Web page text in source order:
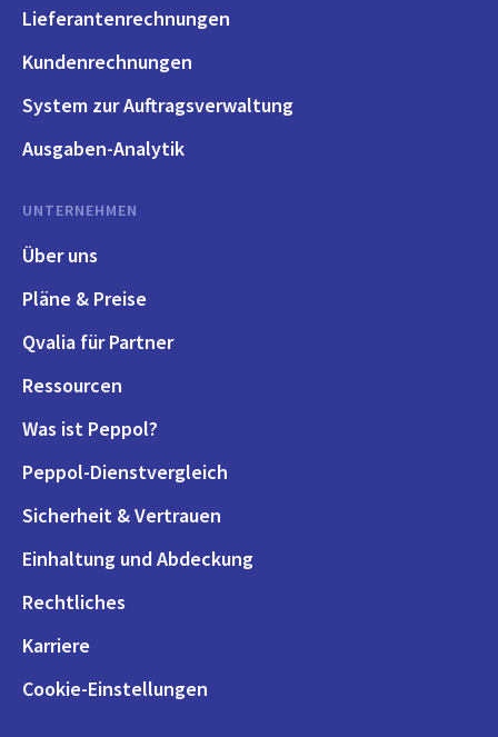
Lieferantenrechnungen
Kundenrechnungen
System zur Auftragsverwaltung
Ausgaben-Analytik
UNTERNEHMEN
Über uns
Pläne & Preise
Qvalia für Partner
Ressourcen
Was ist Peppol?
Peppol-Dienstvergleich
Sicherheit & Vertrauen
Einhaltung und Abdeckung
Rechtliches
Karriere
Cookie-Einstellungen